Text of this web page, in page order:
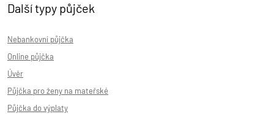
Další typy půjček
Nebankovní půjčka
Online půjčka
Úvěr
Půjčka pro ženy na mateřské
Půjčka do výplaty